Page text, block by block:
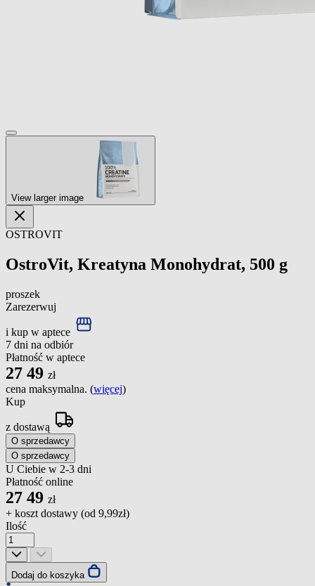
View larger image
OSTROVIT
OstroVit, Kreatyna Monohydrat, 500 g
proszek
Zarezerwuj
i kup w aptece
7 dni na odbiór
Płatność w aptece
27 49 zł
cena maksymalna. (więcej)
Kup
z dostawą
O sprzedawcy
O sprzedawcy
U Ciebie w 2-3 dni
Płatność online
27 49 zł
+ koszt dostawy (od 9,99zł)
Ilość
Dodaj do koszyka